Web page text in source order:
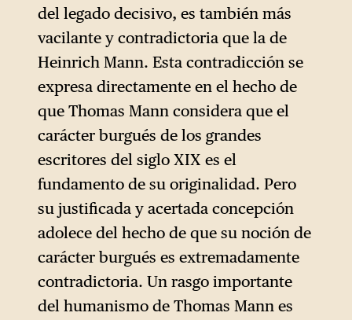
del legado decisivo, es también más
vacilante y contradictoria que la de
Heinrich Mann. Esta contradicción se
expresa directamente en el hecho de
que Thomas Mann considera que el
carácter burgués de los grandes
escritores del siglo XIX es el
fundamento de su originalidad. Pero
su justificada y acertada concepción
adolece del hecho de que su noción de
carácter burgués es extremadamente
contradictoria. Un rasgo importante
del humanismo de Thomas Mann es